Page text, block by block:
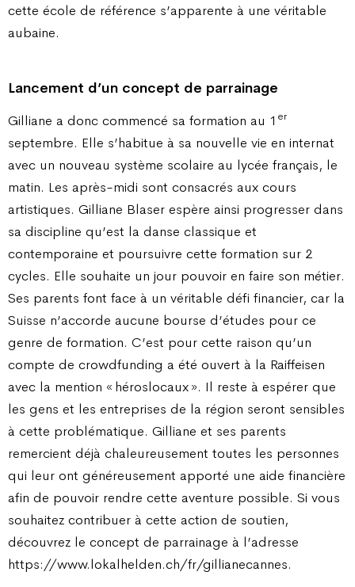
cette école de référence s’apparente à une véritable
aubaine.
Lancement d’un concept de parrainage
Gilliane a donc commencé sa formation au 1 er
septembre. Elle s’habitue à sa nouvelle vie en internat
avec un nouveau système scolaire au lycée français, le
matin. Les après-midi sont consacrés aux cours
artistiques. Gilliane Blaser espère ainsi progresser dans
sa discipline qu’est la danse classique et
contemporaine et poursuivre cette formation sur 2
cycles. Elle souhaite un jour pouvoir en faire son métier.
Ses parents font face à un véritable défi financier, car la
Suisse n’accorde aucune bourse d’études pour ce
genre de formation. C’est pour cette raison qu’un
compte de crowdfunding a été ouvert à la Raiffeisen
avec la mention « héroslocaux ». Il reste à espérer que
les gens et les entreprises de la région seront sensibles
à cette problématique. Gilliane et ses parents
remercient déjà chaleureusement toutes les personnes
qui leur ont généreusement apporté une aide financière
afin de pouvoir rendre cette aventure possible. Si vous
souhaitez contribuer à cette action de soutien,
découvrez le concept de parrainage à l’adresse
https://www.lokalhelden.ch/fr/gillianecannes.